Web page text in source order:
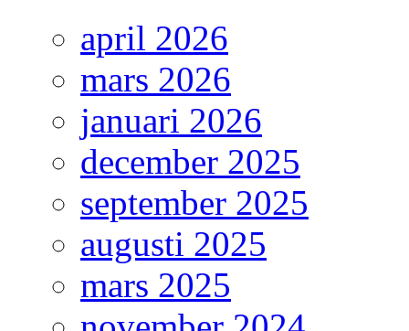
april 2026
mars 2026
januari 2026
december 2025
september 2025
augusti 2025
mars 2025